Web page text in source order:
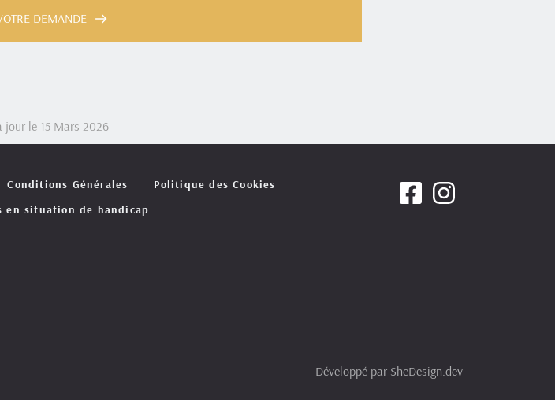
DEMANDE
jour le 15 Mars 2026
Conditions Générales
Politique des Cookies
en situation de handicap
Développé par SheDesign.dev